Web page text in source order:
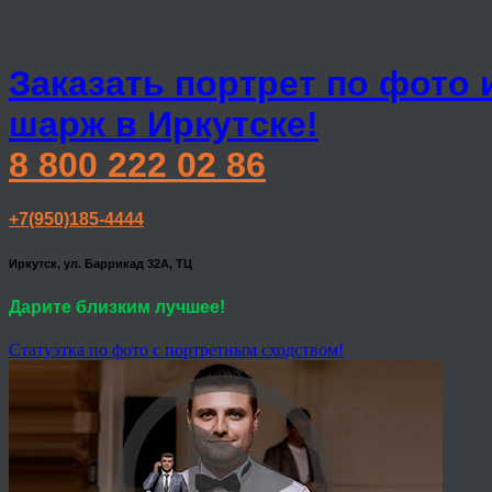
Заказать портрет по фото
шарж в Иркутске!
8 800 222 02 86
+7(950)185-4444
Иркутск, ул. Баррикад 32А, ТЦ
Дарите близким лучшее!
Статуэтка по фото с портретным сходством!